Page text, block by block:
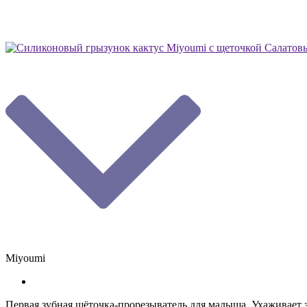
Miyoumi
Первая зубная щёточка-прорезыватель для малыша.